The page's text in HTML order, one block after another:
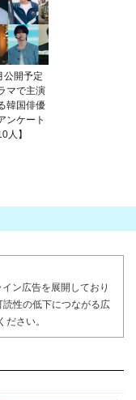
公開予定
マで主演
韓国俳優
ンケート
人】
ン広告を展開しており
性の低下につながる広
ださい。